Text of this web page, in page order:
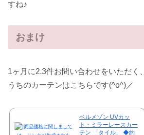
すね♪
おまけ
1ヶ月に2.3件お問い合わせをいただく、
うちのカーテンはこちらです(^o^)／
ベルメゾン UVカッ
ト・ミラーレースカー
テン 「タイル」 ◆約